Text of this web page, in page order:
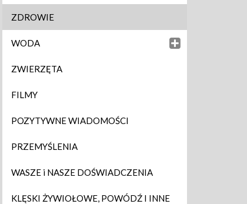
ZDROWIE
WODA
ZWIERZĘTA
FILMY
POZYTYWNE WIADOMOŚCI
PRZEMYŚLENIA
WASZE i NASZE DOŚWIADCZENIA
KLĘSKI ŻYWIOŁOWE, POWÓDŹ I INNE